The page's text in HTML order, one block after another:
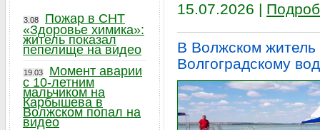
15.07.2026 |
В Волжском
Волгоградскому
3.08
Пожар в СНТ
«Здоровье химика»:
житель показал
пепелище на видео
19.03
Момент аварии
с 10-летним
мальчиком на
Карбышева в
Волжском попал на
видео